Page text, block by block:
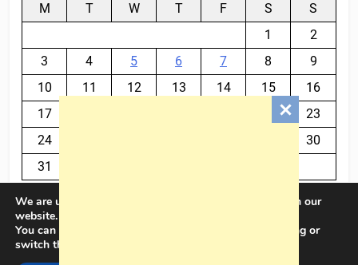
M T W T F S
S
1
2
3
4 5 6 7 8
9
10
11 12 13 14 15
16
17
23
24
30
31
We are using cookies to give you the best experience on our
website.
You can find out more about which cookies we are using or
switch them off in